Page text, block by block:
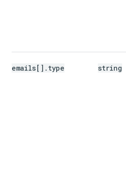
emails[].type string